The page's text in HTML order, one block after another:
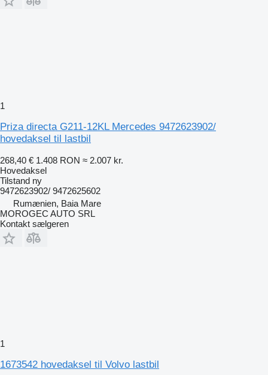
1
Priza directa G211-12KL Mercedes 9472623902/
hovedaksel til lastbil
268,40 € 1.408 RON ≈ 2.007 kr.
Hovedaksel
Tilstand ny
9472623902/ 9472625602
Rumænien, Baia Mare
MOROGEC AUTO SRL
Kontakt sælgeren
1
1673542 hovedaksel til Volvo lastbil